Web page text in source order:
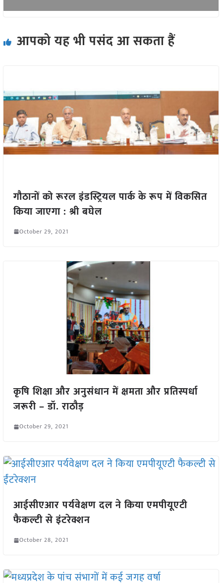
आपको यह भी पसंद आ सकता हैं
गौठानों को रूरल इंडस्ट्रियल पार्क के रूप में विकसित
किया जाएगा : श्री बघेल
October 29, 2021
कृषि शिक्षा और अनुसंधान में क्षमता और प्रतिस्पर्धा
जरूरी – डॉ. राठौड़
October 29, 2021
आईसीएआर पर्यवेक्षण दल ने किया एमपीयूएटी
फैकल्टी से इंटरेक्शन
October 28, 2021